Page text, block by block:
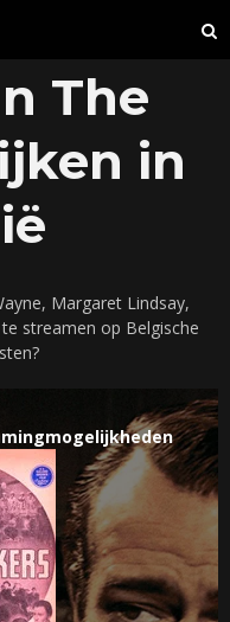
The
in
Margaret Lindsay,
streamen op Belgische